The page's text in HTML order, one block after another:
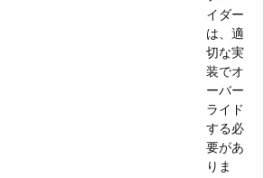
イダー
は、適
切な実
装でオ
ーバー
ライド
する必
要があ
りま